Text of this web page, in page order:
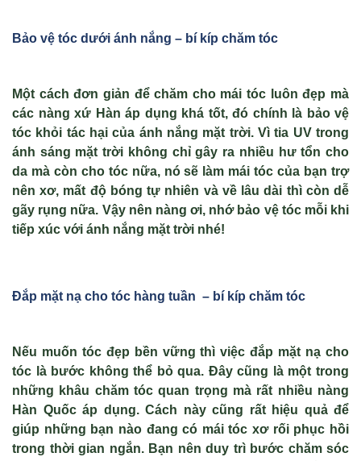
Bảo vệ tóc dưới ánh nắng – bí kíp chăm tóc
Một cách đơn giản để chăm cho mái tóc luôn đẹp mà
các nàng xứ Hàn áp dụng khá tốt, đó chính là bảo vệ
tóc khỏi tác hại của ánh nắng mặt trời. Vì tia UV trong
ánh sáng mặt trời không chỉ gây ra nhiều hư tổn cho
da mà còn cho tóc nữa, nó sẽ làm mái tóc của bạn trợ
nên xơ, mất độ bóng tự nhiên và về lâu dài thì còn dễ
gãy rụng nữa. Vậy nên nàng ơi, nhớ bảo vệ tóc mỗi khi
tiếp xúc với ánh nắng mặt trời nhé!
Đắp mặt nạ cho tóc hàng tuần – bí kíp chăm tóc
Nếu muốn tóc đẹp bền vững thì việc đắp mặt nạ cho
tóc là bước không thể bỏ qua. Đây cũng là một trong
những khâu chăm tóc quan trọng mà rất nhiều nàng
Hàn Quốc áp dụng. Cách này cũng rất hiệu quả để
giúp những bạn nào đang có mái tóc xơ rối phục hồi
trong thời gian ngắn. Bạn nên duy trì bước chăm sóc